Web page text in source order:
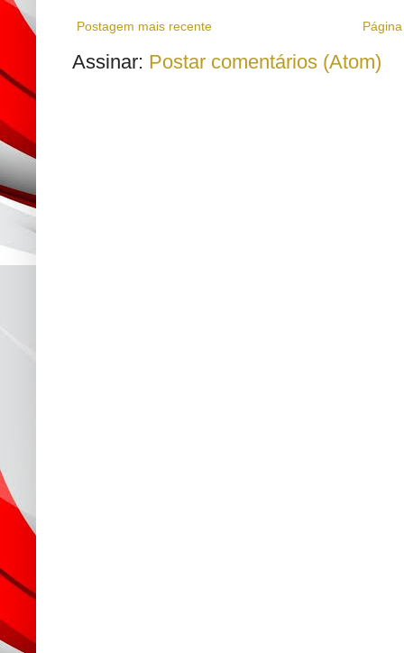
Postagem mais recente
Assinar: Postar comentários (Atom)